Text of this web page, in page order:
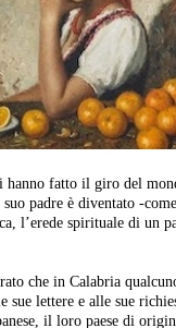
fatto il giro del
padre è diventato -
l’erede spirituale di un
che in Calabria
sue lettere e alle sue
il loro paese di